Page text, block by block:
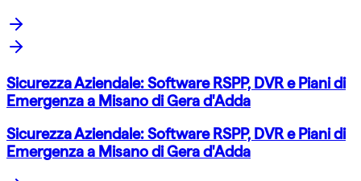
Sicurezza Aziendale: Software RSPP, DVR e Piani di
Emergenza a Misano di Gera d'Adda
Sicurezza Aziendale: Software RSPP, DVR e Piani di
Emergenza a Misano di Gera d'Adda